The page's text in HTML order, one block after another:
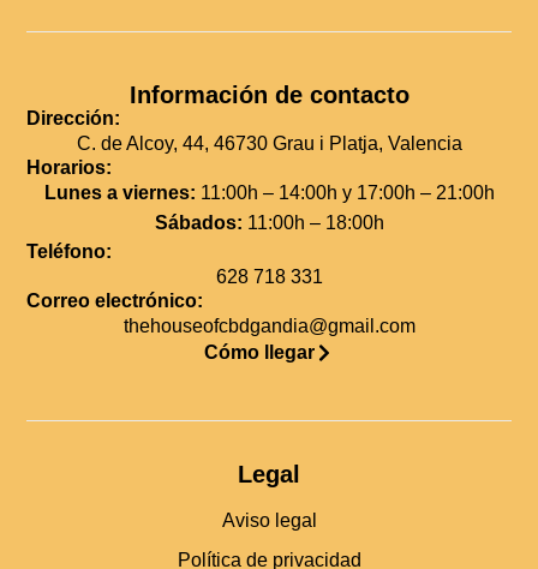
Información de contacto
Dirección:
C. de Alcoy, 44, 46730 Grau i Platja, Valencia
Horarios:
Lunes a viernes: 11:00h – 14:00h y 17:00h – 21:00h
Sábados: 11:00h – 18:00h
Teléfono:
628 718 331
Correo electrónico:
thehouseofcbdgandia@gmail.com
Cómo llegar
Legal
Aviso legal
Política de privacidad